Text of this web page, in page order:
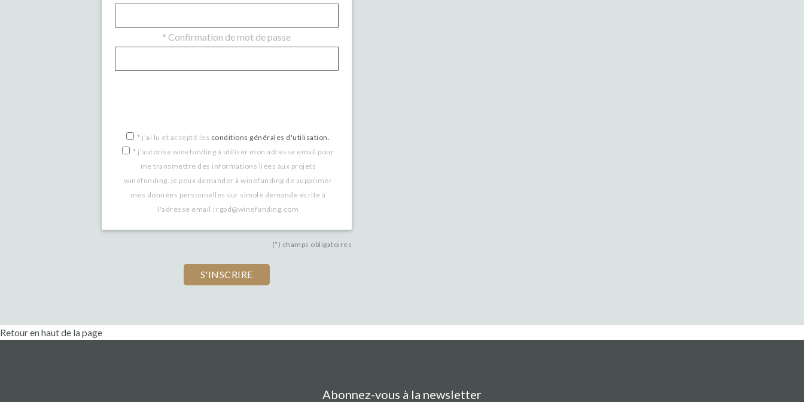
* Confirmation de mot de passe
* j'ai lu et accepté les conditions générales d'utilisation.
* j’autorise winefunding à utiliser mon adresse email pour
me transmettre des informations liées aux projets
winefunding. je peux demander à winefunding de supprimer
mes données personnelles sur simple demande écrite à
l'adresse email : rgpd@winefunding.com
(*) champs obligatoires
Retour en haut de la page
Abonnez-vous à la newsletter